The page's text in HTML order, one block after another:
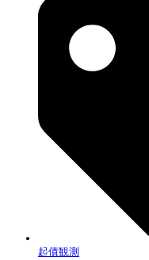
起債観測